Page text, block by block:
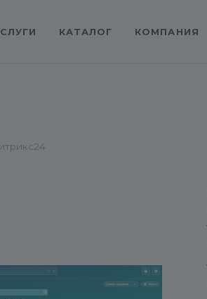
КАТАЛОГ КОМПАНИЯ